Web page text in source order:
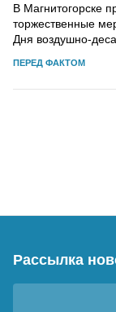
В Магнитогорске
торжественные
Дня воздушно-
ПЕРЕД ФАКТОМ
Рассылка